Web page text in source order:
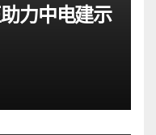
力中电建示